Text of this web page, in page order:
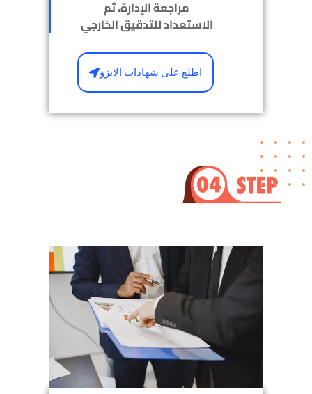
مراجعة الإدارة، ثم
الاستعداد للتدقيق الخارجي
اطلع على شهادات الايزو